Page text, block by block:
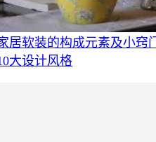
居软装的构成元素及小窍
大设计风格